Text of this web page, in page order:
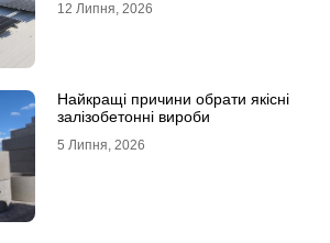
12 Липня, 2026
Найкращі причини обрати якісні
залізобетонні вироби
5 Липня, 2026